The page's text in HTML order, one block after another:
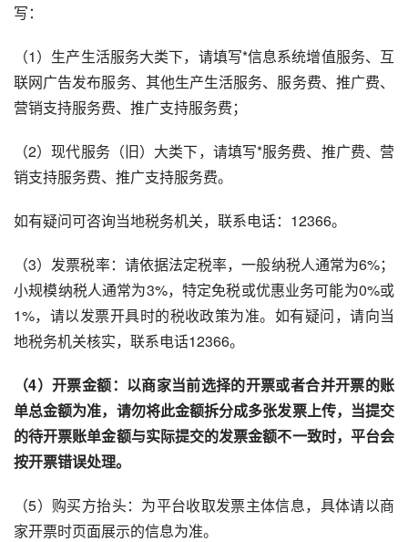
写：
（1）生产生活服务大类下，请填写*信息系统增值服务、互
联网广告发布服务、其他生产生活服务、服务费、推广费、
营销支持服务费、推广支持服务费；
（2）现代服务（旧）大类下，请填写*服务费、推广费、营
销支持服务费、推广支持服务费。
如有疑问可咨询当地税务机关，联系电话：12366。
（3）发票税率：请依据法定税率，一般纳税人通常为6%；
小规模纳税人通常为3%，特定免税或优惠业务可能为0%或
1%，请以发票开具时的税收政策为准。如有疑问，请向当
地税务机关核实，联系电话12366。
（4）开票金额：以商家当前选择的开票或者合并开票的账
单总金额为准，请勿将此金额拆分成多张发票上传，当提交
的待开票账单金额与实际提交的发票金额不一致时，平台会
按开票错误处理。
（5）购买方抬头：为平台收取发票主体信息，具体请以商
家开票时页面展示的信息为准。